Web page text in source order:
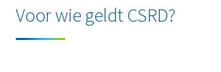
Voor wie geldt CSRD?